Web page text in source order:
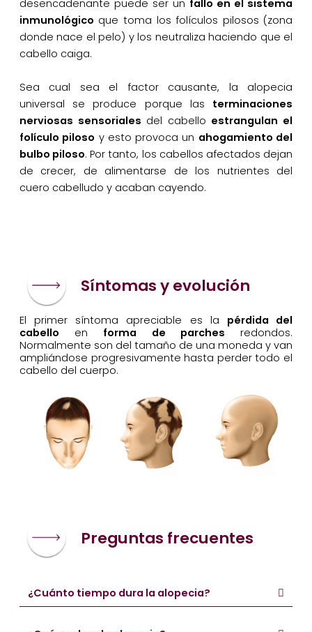
desencadenante puede ser un fallo en el sistema
inmunológico que toma los folículos pilosos (zona
donde nace el pelo) y los neutraliza haciendo que el
cabello caiga.
Sea cual sea el factor causante, la alopecia
universal se produce porque las terminaciones
nerviosas sensoriales del cabello estrangulan el
folículo piloso y esto provoca un ahogamiento del
bulbo piloso. Por tanto, los cabellos afectados dejan
de crecer, de alimentarse de los nutrientes del
cuero cabelludo y acaban cayendo.
Síntomas y evolución
El primer síntoma apreciable es la pérdida del
cabello en forma de parches redondos.
Normalmente son del tamaño de una moneda y van
ampliándose progresivamente hasta perder todo el
cabello del cuerpo.
Preguntas frecuentes
¿Cuánto tiempo dura la alopecia?